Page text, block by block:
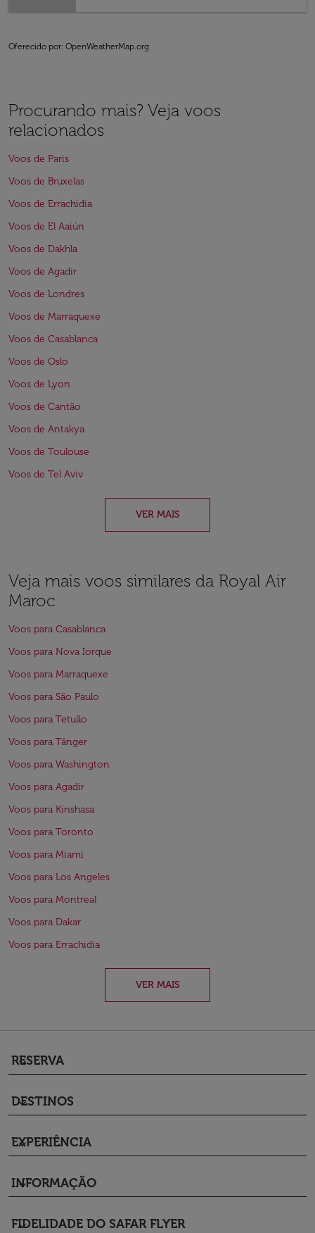
Oferecido por: OpenWeatherMap.org
Procurando mais? Veja voos
relacionados
Voos de Paris
Voos de Bruxelas
Voos de Errachidia
Voos de El Aaiún
Voos de Dakhla
Voos de Agadir
Voos de Londres
Voos de Marraquexe
Voos de Casablanca
Voos de Oslo
Voos de Lyon
Voos de Cantão
Voos de Antakya
Voos de Toulouse
Voos de Tel Aviv
VER MAIS
Veja mais voos similares da Royal Air
Maroc
Voos para Casablanca
Voos para Nova Iorque
Voos para Marraquexe
Voos para São Paulo
Voos para Tetuão
Voos para Tânger
Voos para Washington
Voos para Agadir
Voos para Kinshasa
Voos para Toronto
Voos para Miami
Voos para Los Angeles
Voos para Montreal
Voos para Dakar
Voos para Errachidia
VER MAIS
RESERVA
keyboard_arrow_down
DESTINOS
keyboard_arrow_down
EXPERIÊNCIA
keyboard_arrow_down
INFORMAÇÃO
keyboard_arrow_down
FIDELIDADE DO SAFAR FLYER
keyboard_arrow_down